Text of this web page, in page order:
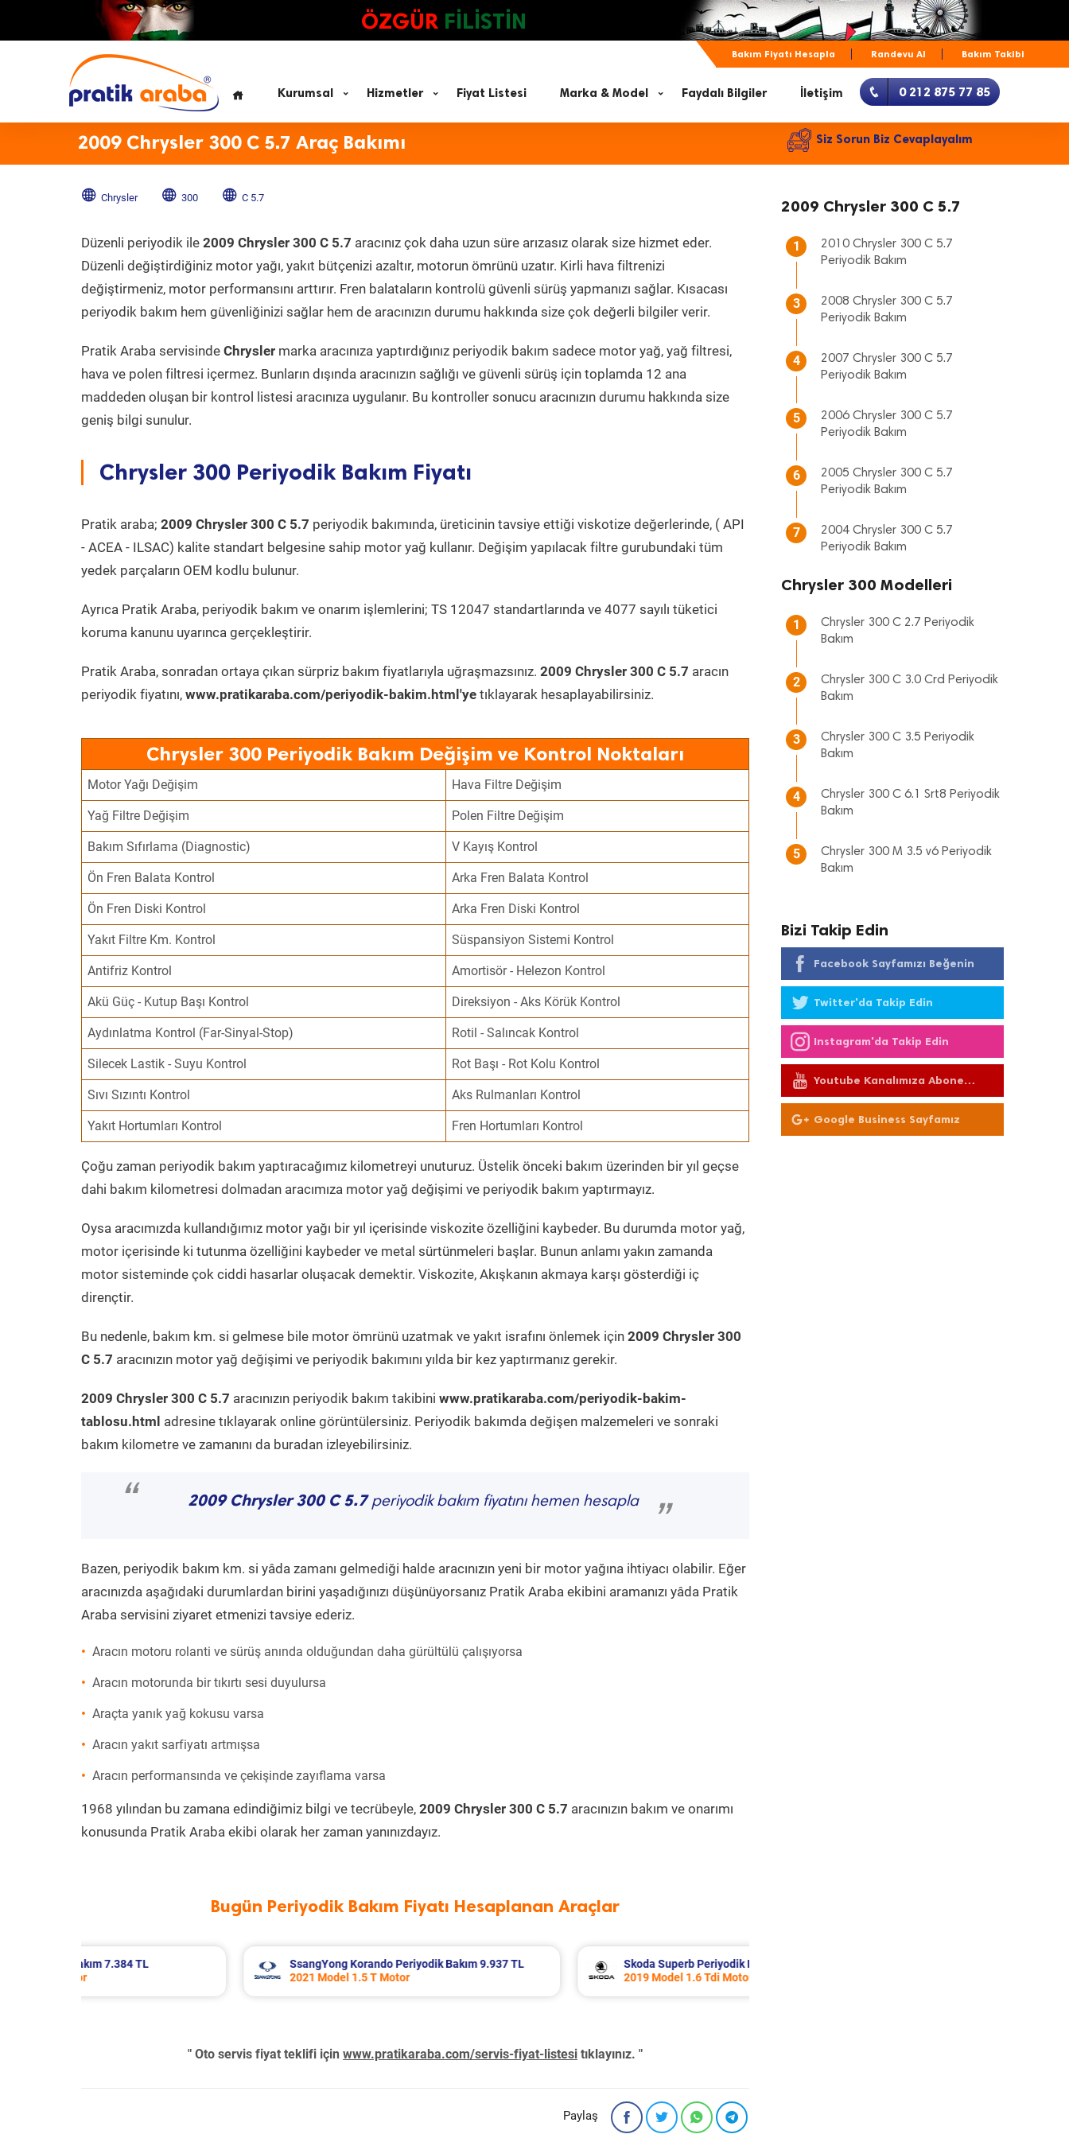
ÖZGÜR FİLİSTİN
Bakım Fiyatı Hesapla Randevu Al Bakım Takibi
Kurumsal Hizmetler Fiyat Listesi Marka & Model Faydalı Bilgiler İletişim 0 212 875 77 85
2009 Chrysler 300 C 5.7 Araç Bakımı Siz Sorun Biz Cevaplayalım
Chrysler 300 C 5.7
Düzenli periyodik ile 2009 Chrysler 300 C 5.7 aracınız çok daha uzun süre arızasız olarak size hizmet eder.
Düzenli değiştirdiğiniz motor yağı, yakıt bütçenizi azaltır, motorun ömrünü uzatır. Kirli hava filtrenizi
değiştirmeniz, motor performansını arttırır. Fren balataların kontrolü güvenli sürüş yapmanızı sağlar. Kısacası
periyodik bakım hem güvenliğinizi sağlar hem de aracınızın durumu hakkında size çok değerli bilgiler verir.
Pratik Araba servisinde Chrysler marka aracınıza yaptırdığınız periyodik bakım sadece motor yağ, yağ filtresi,
hava ve polen filtresi içermez. Bunların dışında aracınızın sağlığı ve güvenli sürüş için toplamda 12 ana
maddeden oluşan bir kontrol listesi aracınıza uygulanır. Bu kontroller sonucu aracınızın durumu hakkında size
geniş bilgi sunulur.
Chrysler 300 Periyodik Bakım Fiyatı
Pratik araba; 2009 Chrysler 300 C 5.7 periyodik bakımında, üreticinin tavsiye ettiği viskotize değerlerinde, ( API
- ACEA - ILSAC) kalite standart belgesine sahip motor yağ kullanır. Değişim yapılacak filtre gurubundaki tüm
yedek parçaların OEM kodlu bulunur.
Ayrıca Pratik Araba, periyodik bakım ve onarım işlemlerini; TS 12047 standartlarında ve 4077 sayılı tüketici
koruma kanunu uyarınca gerçekleştirir.
Pratik Araba, sonradan ortaya çıkan sürpriz bakım fiyatlarıyla uğraşmazsınız. 2009 Chrysler 300 C 5.7 aracın
periyodik fiyatını, www.pratikaraba.com/periyodik-bakim.html'ye tıklayarak hesaplayabilirsiniz.
Chrysler 300 Periyodik Bakım Değişim ve Kontrol Noktaları
Motor Yağı Değişim Hava Filtre Değişim
Yağ Filtre Değişim Polen Filtre Değişim
Bakım Sıfırlama (Diagnostic) V Kayış Kontrol
Ön Fren Balata Kontrol Arka Fren Balata Kontrol
Ön Fren Diski Kontrol Arka Fren Diski Kontrol
Yakıt Filtre Km. Kontrol Süspansiyon Sistemi Kontrol
Antifriz Kontrol Amortisör - Helezon Kontrol
Akü Güç - Kutup Başı Kontrol Direksiyon - Aks Körük Kontrol
Aydınlatma Kontrol (Far-Sinyal-Stop) Rotil - Salıncak Kontrol
Silecek Lastik - Suyu Kontrol Rot Başı - Rot Kolu Kontrol
Sıvı Sızıntı Kontrol Aks Rulmanları Kontrol
Yakıt Hortumları Kontrol Fren Hortumları Kontrol
Çoğu zaman periyodik bakım yaptıracağımız kilometreyi unuturuz. Üstelik önceki bakım üzerinden bir yıl geçse
dahi bakım kilometresi dolmadan aracımıza motor yağ değişimi ve periyodik bakım yaptırmayız.
Oysa aracımızda kullandığımız motor yağı bir yıl içerisinde viskozite özelliğini kaybeder. Bu durumda motor yağ,
motor içerisinde ki tutunma özelliğini kaybeder ve metal sürtünmeleri başlar. Bunun anlamı yakın zamanda
motor sisteminde çok ciddi hasarlar oluşacak demektir. Viskozite, Akışkanın akmaya karşı gösterdiği iç
dirençtir.
Bu nedenle, bakım km. si gelmese bile motor ömrünü uzatmak ve yakıt israfını önlemek için 2009 Chrysler 300
C 5.7 aracınızın motor yağ değişimi ve periyodik bakımını yılda bir kez yaptırmanız gerekir.
2009 Chrysler 300 C 5.7 aracınızın periyodik bakım takibini www.pratikaraba.com/periyodik-bakim-
tablosu.html adresine tıklayarak online görüntülersiniz. Periyodik bakımda değişen malzemeleri ve sonraki
bakım kilometre ve zamanını da buradan izleyebilirsiniz.
“ 2009 Chrysler 300 C 5.7periyodik bakım fiyatını hemen hesapla
”
Bazen, periyodik bakım km. si yâda zamanı gelmediği halde aracınızın yeni bir motor yağına ihtiyacı olabilir. Eğer
aracınızda aşağıdaki durumlardan birini yaşadığınızı düşünüyorsanız Pratik Araba ekibini aramanızı yâda Pratik
Araba servisini ziyaret etmenizi tavsiye ederiz.
Aracın motoru rolanti ve sürüş anında olduğundan daha gürültülü çalışıyorsa
Aracın motorunda bir tıkırtı sesi duyulursa
Araçta yanık yağ kokusu varsa
Aracın yakıt sarfiyatı artmışsa
Aracın performansında ve çekişinde zayıflama varsa
1968 yılından bu zamana edindiğimiz bilgi ve tecrübeyle, 2009 Chrysler 300 C 5.7 aracınızın bakım ve onarımı
konusunda Pratik Araba ekibi olarak her zaman yanınızdayız.
Bugün Periyodik Bakım Fiyatı Hesaplanan Araçlar
Bakım 9.937 TL
Skoda Superb Periyodik Bakım 8.995 TL
2019 Model 1.6 Tdi Motor
Renault R 12 Periyodik Bakım 5.138 TL
2000 Model 1.4 Motor
" Oto servis fiyat teklifi için www.pratikaraba.com/servis-fiyat-listesi tıklayınız. "
Paylaş
2009 Chrysler 300 C 5.7
1
2010 Chrysler 300 C 5.7
Periyodik Bakım
3
2008 Chrysler 300 C 5.7
Periyodik Bakım
4
2007 Chrysler 300 C 5.7
Periyodik Bakım
5
2006 Chrysler 300 C 5.7
Periyodik Bakım
6
2005 Chrysler 300 C 5.7
Periyodik Bakım
7
2004 Chrysler 300 C 5.7
Periyodik Bakım
Chrysler 300 Modelleri
1
Chrysler 300 C 2.7 Periyodik
Bakım
2
Chrysler 300 C 3.0 Crd Periyodik
Bakım
3
Chrysler 300 C 3.5 Periyodik
Bakım
4
Chrysler 300 C 6.1 Srt8 Periyodik
Bakım
5
Chrysler 300 M 3.5 v6 Periyodik
Bakım
Bizi Takip Edin
Facebook Sayfamızı Beğenin
Twitter'da Takip Edin
Instagram'da Takip Edin
Youtube Kanalımıza Abone
Olun
Google Business Sayfamız